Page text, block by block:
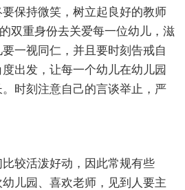
保持微笑，树立起良好的教师
双重身份去关爱每一位幼儿，滋
一视同仁，并且要时刻告戒自
出发，让每一个幼儿在幼儿园
时刻注意自己的言谈举止，严
较活泼好动，因此常规有些
儿园、喜欢老师，见到人要主